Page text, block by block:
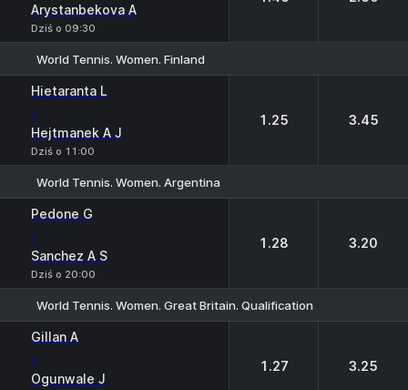
Arystanbekova A
Dziś o 09:30
World Tennis. Women. Finland
Hietaranta L
-
Hejtmanek A J
Dziś o 11:00
1.25 3.45
World Tennis. Women. Argentina
Pedone G
-
Sanchez A S
Dziś o 20:00
1.28 3.20
World Tennis. Women. Great Britain. Qualification
Gillan A
-
Ogunwale J
1.27 3.25